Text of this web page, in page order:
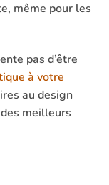
même pour les
pas d’être
à votre
au design
meilleurs